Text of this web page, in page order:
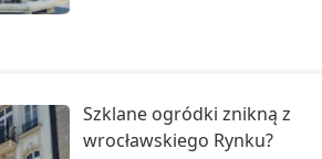
Szklane ogródki znikną z
wrocławskiego Rynku?